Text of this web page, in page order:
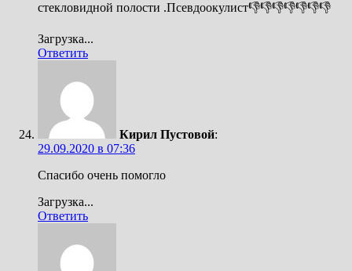
стекловидной полости .Псевдоокулист👎👎👎👎👎👎👎
Загрузка...
Ответить
Кирил Пустовой:
29.09.2020 в 07:36
Спасибо очень помогло
Загрузка...
Ответить